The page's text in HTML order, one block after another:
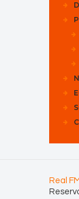
Real FM